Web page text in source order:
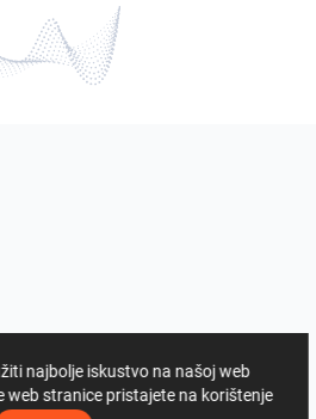
najbolje iskustvo na našoj web
web stranice pristajete na korištenje